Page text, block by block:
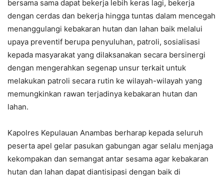
bersama sama dapat bekerja lebih keras lagi, bekerja
dengan cerdas dan bekerja hingga tuntas dalam mencegah
menanggulangi kebakaran hutan dan lahan baik melalui
upaya preventif berupa penyuluhan, patroli, sosialisasi
kepada masyarakat yang dilaksanakan secara bersinergi
dengan mengerahkan segenap unsur terkait untuk
melakukan patroli secara rutin ke wilayah-wilayah yang
memungkinkan rawan terjadinya kebakaran hutan dan
lahan.
Kapolres Kepulauan Anambas berharap kepada seluruh
peserta apel gelar pasukan gabungan agar selalu menjaga
kekompakan dan semangat antar sesama agar kebakaran
hutan dan lahan dapat diantisipasi dengan baik di